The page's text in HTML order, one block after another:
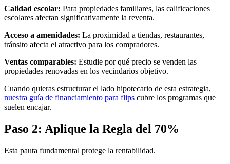
Calidad escolar: Para propiedades familiares, las calificaciones
escolares afectan significativamente la reventa.
Acceso a amenidades: La proximidad a tiendas, restaurantes,
tránsito afecta el atractivo para los compradores.
Ventas comparables: Estudie por qué precio se venden las
propiedades renovadas en los vecindarios objetivo.
Cuando quieras estructurar el lado hipotecario de esta estrategia,
nuestra guía de financiamiento para flips cubre los programas que
suelen encajar.
Paso 2: Aplique la Regla del 70%
Esta pauta fundamental protege la rentabilidad.